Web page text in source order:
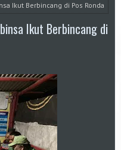
Ikut Berbincang di Pos Ronda
Ikut Berbincang di